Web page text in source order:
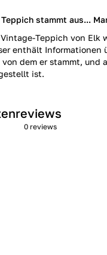
Teppich stammt aus...
Teppich von Elk
enthält Informationen
von dem er stammt, und
ist.
0 reviews